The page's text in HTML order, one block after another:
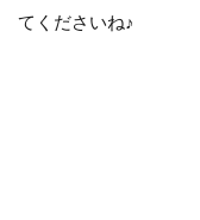
てくださいね♪